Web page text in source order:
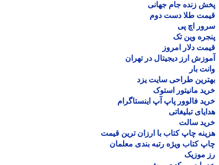
زنده جام جهانی
طلا دست دوم
اچ پی
وین تک
دلار امروز
ارز دیجیتال در تهران
بار
طراحی سایت یزد
مانیتور استوک
فالوور پاپ آپ اینستاگرام
تبلیغاتی
سالت
چاپ کتاب با ارزان ترین قیمت
کتاب ویژه رتبه بندی معلمان
موزیک